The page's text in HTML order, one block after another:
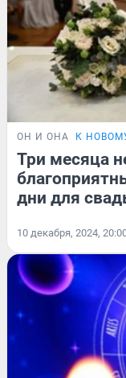
ОН И ОНА К
Три месяца
дни для
10 декабря, 2024,